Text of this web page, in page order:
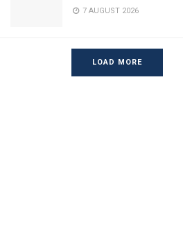
7 AUGUST 2026
LOAD MORE